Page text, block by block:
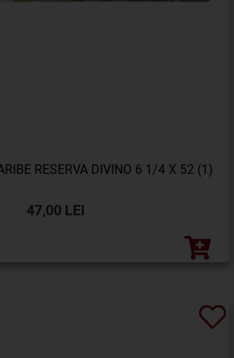
RESERVA DIVINO 6 1/4 X 52 (1)
47,00 LEI